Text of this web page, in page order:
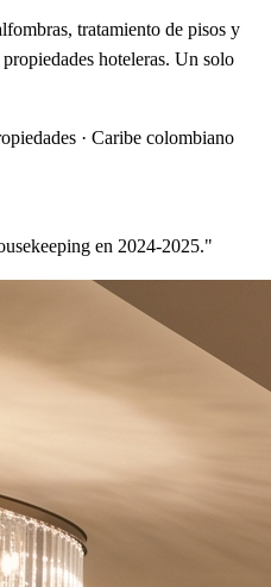
tratamiento de pisos y
hoteleras. Un solo
· Caribe colombiano
en 2024-2025."